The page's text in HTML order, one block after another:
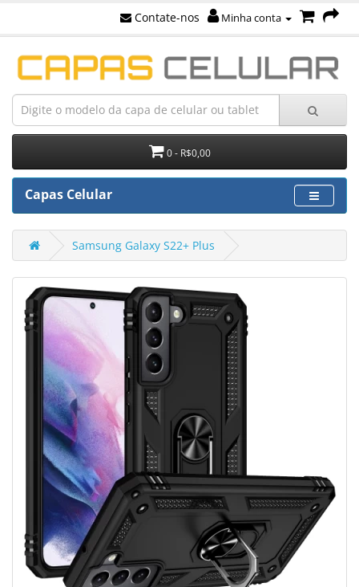
Contate-nos Minha conta
0 - R$0,00
Capas Celular
Samsung Galaxy S22+ Plus